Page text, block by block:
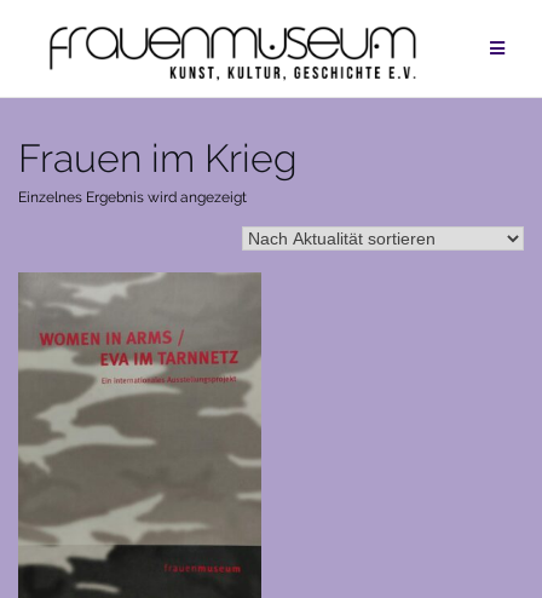
springen
Frauen im Krieg
Einzelnes Ergebnis wird angezeigt